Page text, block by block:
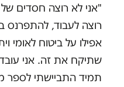
"אני לא רוצה חסדים
רוצה לעבוד, להתפרנס
אפילו על ביטוח לאומי
שתיקח את זה. אני
תמיד התביישתי לספר